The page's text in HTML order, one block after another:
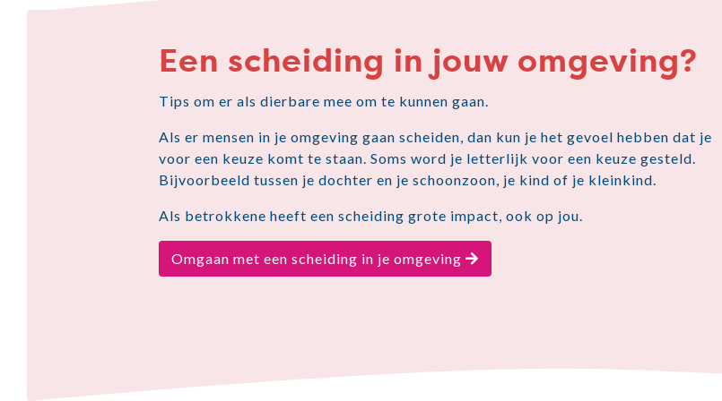
Een scheiding in jouw omgeving?
Tips om er als dierbare mee om te kunnen gaan.
Als er mensen in je omgeving gaan scheiden, dan kun je het gevoel hebben dat je
voor een keuze komt te staan. Soms word je letterlijk voor een keuze gesteld.
Bijvoorbeeld tussen je dochter en je schoonzoon, je kind of je kleinkind.
Als betrokkene heeft een scheiding grote impact, ook op jou.
Omgaan met een scheiding in je omgeving